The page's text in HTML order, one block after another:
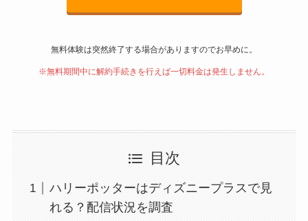
無料体験は突然終了する場合がありますのでお早めに。
※無料期間中に解約手続きを行えば一切料金は発生しません。
目次
ハリーポッターはディズニープラスで見
れる？配信状況を調査